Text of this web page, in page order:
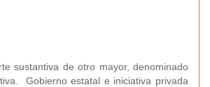
sustantiva de otro mayor, denominado
Gobierno estatal e iniciativa privada